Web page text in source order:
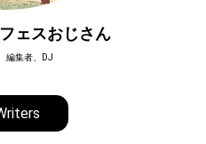
ェスおじさん
編集者、DJ